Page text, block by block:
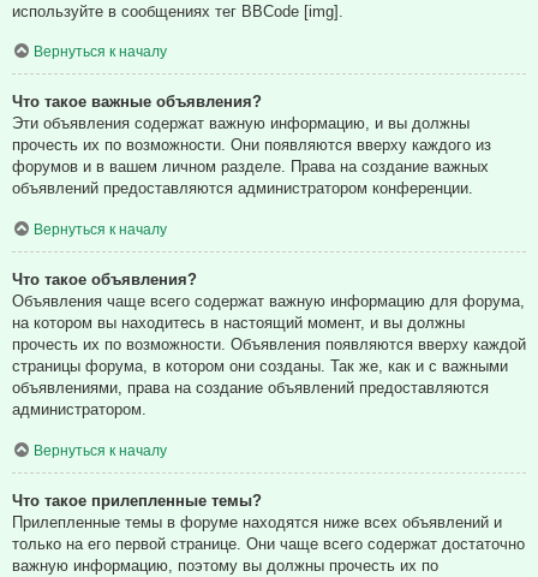
используйте в сообщениях тег BBCode [img].
Вернуться к началу
Что такое важные объявления?
Эти объявления содержат важную информацию, и вы должны
прочесть их по возможности. Они появляются вверху каждого из
форумов и в вашем личном разделе. Права на создание важных
объявлений предоставляются администратором конференции.
Вернуться к началу
Что такое объявления?
Объявления чаще всего содержат важную информацию для форума,
на котором вы находитесь в настоящий момент, и вы должны
прочесть их по возможности. Объявления появляются вверху каждой
страницы форума, в котором они созданы. Так же, как и с важными
объявлениями, права на создание объявлений предоставляются
администратором.
Вернуться к началу
Что такое прилепленные темы?
Прилепленные темы в форуме находятся ниже всех объявлений и
только на его первой странице. Они чаще всего содержат достаточно
важную информацию, поэтому вы должны прочесть их по